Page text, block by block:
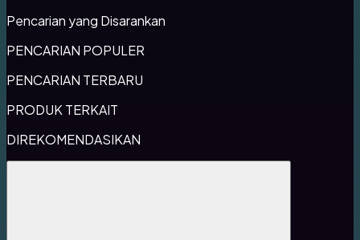
Pencarian yang Disarankan
PENCARIAN POPULER
PENCARIAN TERBARU
PRODUK TERKAIT
DIREKOMENDASIKAN